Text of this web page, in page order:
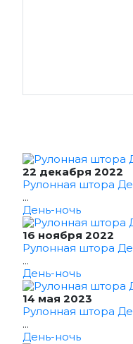
22 декабря 2022
Рулонная штора
...
День-ночь
16 ноября 2022
Рулонная штора
...
День-ночь
14 мая 2023
Рулонная штора
...
День-ночь